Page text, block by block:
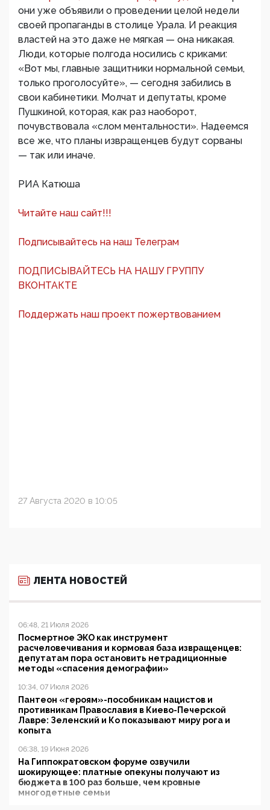
они уже объявили о проведении целой недели
своей пропаганды в столице Урала. И реакция
властей на это даже не мягкая — она никакая.
Люди, которые полгода носились с криками:
«Вот мы, главные защитники нормальной семьи,
только проголосуйте», — сегодня забились в
свои кабинетики. Молчат и депутаты, кроме
Пушкиной, которая, как раз наоборот,
почувствовала «слом ментальности». Надеемся
все же, что планы извращенцев будут сорваны
— так или иначе.
РИА Катюша
Читайте наш сайт!!!
Подписывайтесь на наш Телеграм
ПОДПИСЫВАЙТЕСЬ НА НАШУ ГРУППУ
ВКОНТАКТЕ
Поддержать наш проект пожертвованием
27 Августа 2020 в 10:05
ЛЕНТА НОВОСТЕЙ
06:48, 21 Июля 2026
Посмертное ЭКО как инструмент
расчеловечивания и кормовая база извращенцев:
депутатам пора остановить нетрадиционные
методы «спасения демографии»
10:34, 07 Июля 2026
Пантеон «героям»-пособникам нацистов и
противникам Православия в Киево-Печерской
Лавре: Зеленский и Ко показывают миру рога и
копыта
06:38, 19 Июня 2026
На Гиппократовском форуме озвучили
шокирующее: платные опекуны получают из
бюджета в 100 раз больше, чем кровные
многодетные семьи